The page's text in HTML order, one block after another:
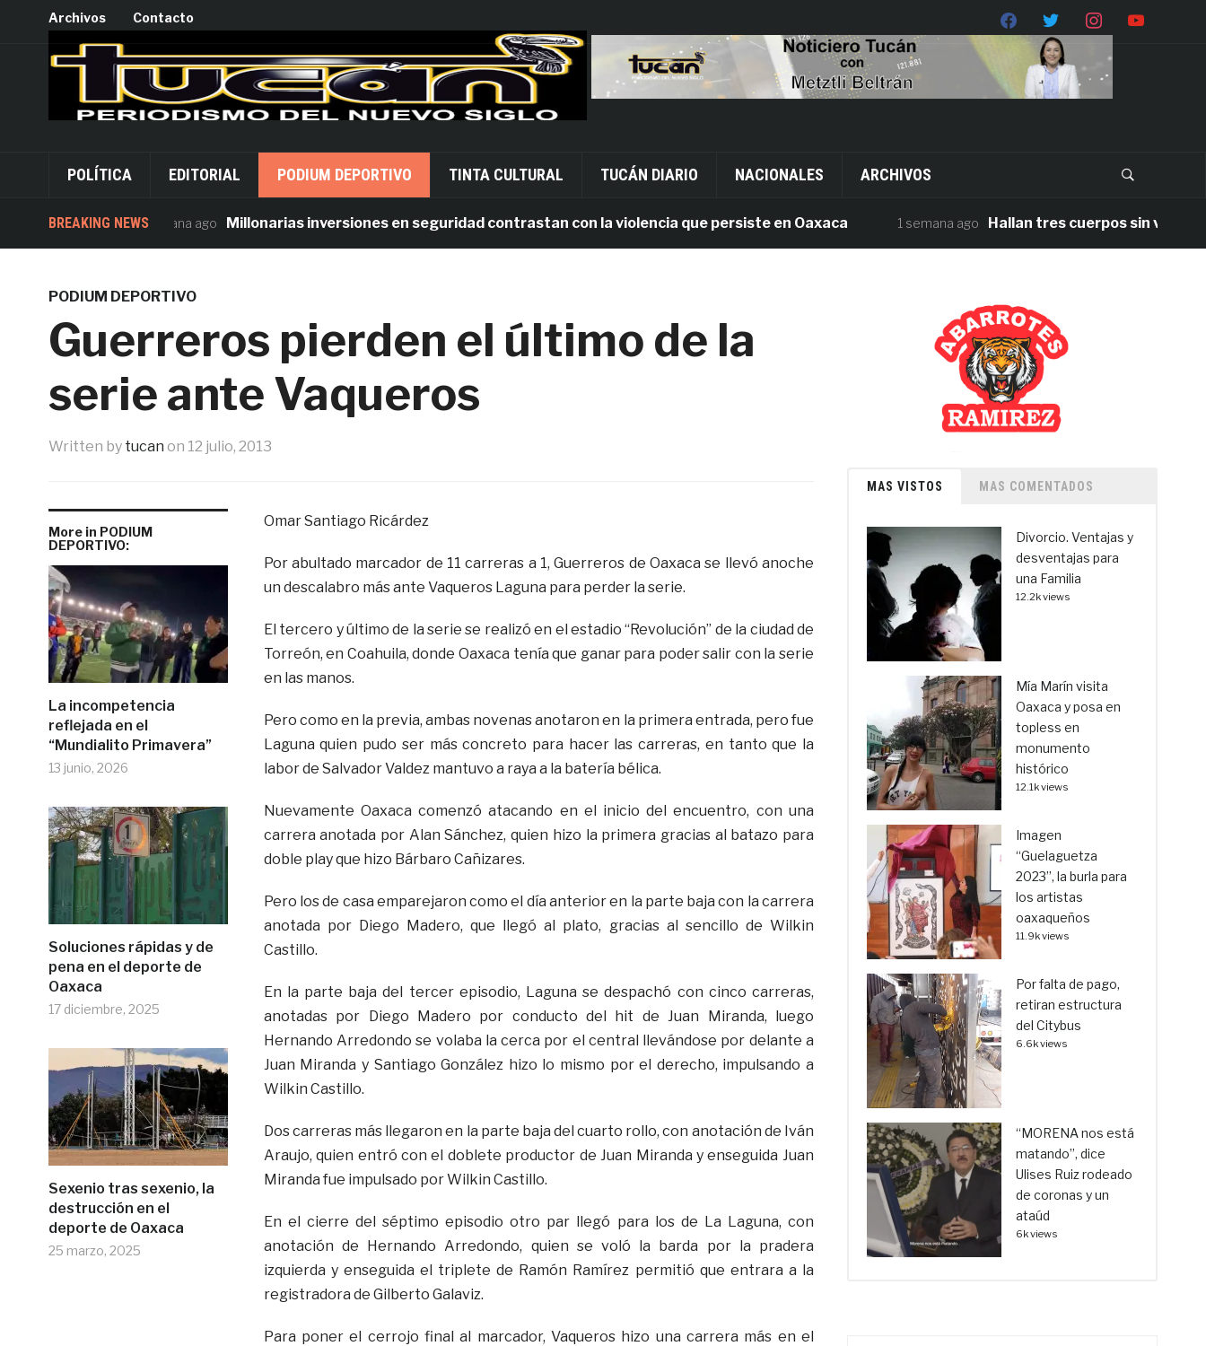
Archivos Contacto
POLÍTICA EDITORIAL PODIUM DEPORTIVO TINTA CULTURAL TUCÁN DIARIO NACIONALES ARCHIVOS
BREAKING NEWS
1 semana ago Millonarias inversiones en seguridad contrastan con la violencia que persiste en Oaxaca 1 semana ago Hallan tres cuerpos sin vida en la
PODIUM DEPORTIVO
Guerreros pierden el último de la
serie ante Vaqueros
Written by tucan on 12 julio, 2013
More in PODIUM
DEPORTIVO:
La incompetencia
reflejada en el
“Mundialito Primavera”
13 junio, 2026
Soluciones rápidas y de
pena en el deporte de
Oaxaca
17 diciembre, 2025
Sexenio tras sexenio, la
destrucción en el
deporte de Oaxaca
25 marzo, 2025
Omar Santiago Ricárdez
Por abultado marcador de 11 carreras a 1, Guerreros de Oaxaca se llevó anoche
un descalabro más ante Vaqueros Laguna para perder la serie.
El tercero y último de la serie se realizó en el estadio “Revolución” de la ciudad de
Torreón, en Coahuila, donde Oaxaca tenía que ganar para poder salir con la serie
en las manos.
Pero como en la previa, ambas novenas anotaron en la primera entrada, pero fue
Laguna quien pudo ser más concreto para hacer las carreras, en tanto que la
labor de Salvador Valdez mantuvo a raya a la batería bélica.
Nuevamente Oaxaca comenzó atacando en el inicio del encuentro, con una
carrera anotada por Alan Sánchez, quien hizo la primera gracias al batazo para
doble play que hizo Bárbaro Cañizares.
Pero los de casa emparejaron como el día anterior en la parte baja con la carrera
anotada por Diego Madero, que llegó al plato, gracias al sencillo de Wilkin
Castillo.
En la parte baja del tercer episodio, Laguna se despachó con cinco carreras,
anotadas por Diego Madero por conducto del hit de Juan Miranda, luego
Hernando Arredondo se volaba la cerca por el central llevándose por delante a
Juan Miranda y Santiago González hizo lo mismo por el derecho, impulsando a
Wilkin Castillo.
Dos carreras más llegaron en la parte baja del cuarto rollo, con anotación de Iván
Araujo, quien entró con el doblete productor de Juan Miranda y enseguida Juan
Miranda fue impulsado por Wilkin Castillo.
En el cierre del séptimo episodio otro par llegó para los de La Laguna, con
anotación de Hernando Arredondo, quien se voló la barda por la pradera
izquierda y enseguida el triplete de Ramón Ramírez permitió que entrara a la
registradora de Gilberto Galaviz.
Para poner el cerrojo final al marcador, Vaqueros hizo una carrera más en el
MAS VISTOS MAS COMENTADOS
Divorcio. Ventajas y
desventajas para
una Familia
12.2k views
Mía Marín visita
Oaxaca y posa en
topless en
monumento
histórico
12.1k views
Imagen
“Guelaguetza
2023”, la burla para
los artistas
oaxaqueños
11.9k views
Por falta de pago,
retiran estructura
del Citybus
6.6k views
“MORENA nos está
matando”, dice
Ulises Ruiz rodeado
de coronas y un
ataúd
6k views